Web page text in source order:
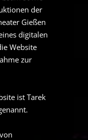
der
Gießen
digitalen
Website
zur
ist Tarek